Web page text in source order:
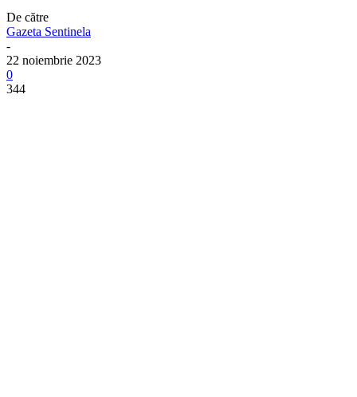
De către
Gazeta Sentinela
-
22 noiembrie 2023
0
344